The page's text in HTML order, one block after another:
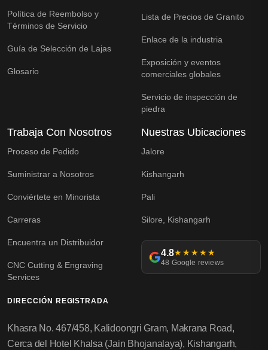
Política de Reembolso y
Términos de Servicio
Guía de Selección de Lajas
Glosario
Lista de Precios de Granito
Enlace de la industria
Exposición y eventos
comerciales globales
Servicio de inspección de
piedra
Trabaja Con Nosotros
Proceso de Pedido
Suministrar a Nosotros
Conviértete en Minorista
Carreras
Encuentra un Distribuidor
CNC Cutting & Engraving
Services
Nuestras Ubicaciones
Jalore
Kishangarh
Pali
Silore, Kishangarh
4.8★★★★★
48 Google reviews
DIRECCIÓN REGISTRADA
Khasra No. 467/458, Kalidoongri Gram, Makrana Road,
Cerca del Hotel Khalsa (Jain Bhojanalaya), Kishangarh,